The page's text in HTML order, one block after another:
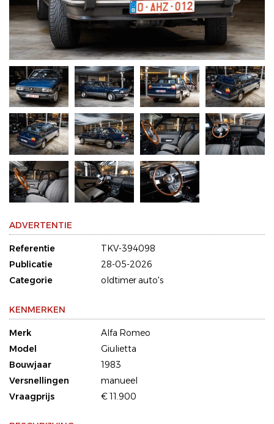
ADVERTENTIE
Referentie
TKV-394098
Publicatie
28-05-2026
Categorie
oldtimer auto's
KENMERKEN
Merk
Alfa Romeo
Model
Giulietta
Bouwjaar
1983
Versnellingen
manueel
Vraagprijs
€ 11.900